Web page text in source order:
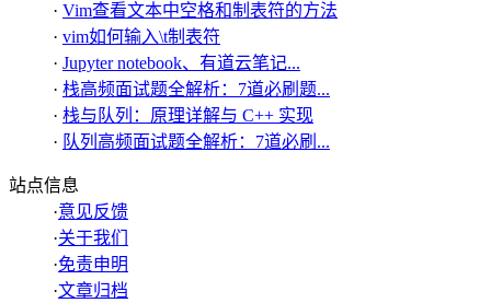
· Vim查看文本中空格和制表符的方法
· vim如何输入\t制表符
· Jupyter notebook、有道云笔记...
· 栈高频面试题全解析：7道必刷题...
· 栈与队列：原理详解与 C++ 实现
· 队列高频面试题全解析：7道必刷...
站点信息
·意见反馈
·关于我们
·免责申明
·文章归档